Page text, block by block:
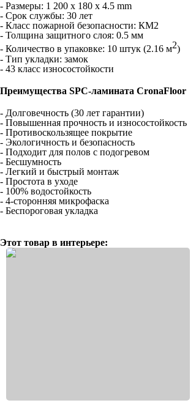
- Размеры: 1 200 x 180 x 4.5 mm
- Срок службы: 30 лет
- Класс пожарной безопасности: КМ2
- Толщина защитного слоя: 0.5 мм
- Количество в упаковке: 10 штук (2.16 м2)
- Тип укладки: замок
- 43 класс износостойкости
Преимущества SPC-ламината CronaFloor
- Долговечность (30 лет гарантии)
- Повышенная прочность и износостойкость
- Противоскользящее покрытие
- Экологичность и безопасность
- Подходит для полов с подогревом
- Бесшумность
- Легкий и быстрый монтаж
- Простота в уходе
- 100% водостойкость
- 4-сторонняя микрофаска
- Беспороговая укладка
Этот товар в интерьере: